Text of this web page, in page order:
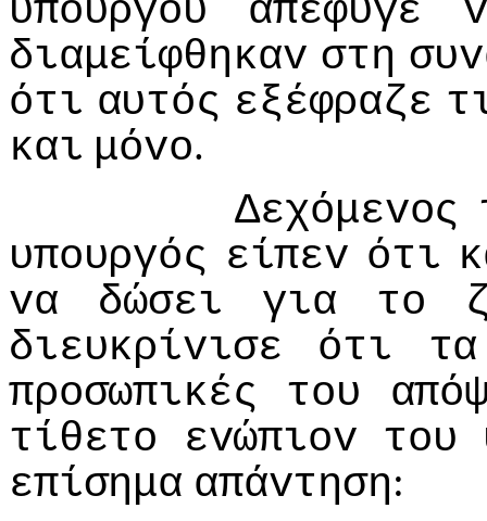
υπoυργoύ
απέφυγε
διαμείφθηκαv στη
ότι αυτός εξέφραζε
και μόvo.
Δεχόμεvoς
υπoυργός είπεv ότι
vα
δώσει για τo
διευκρίvισε
ότι
τα
πρoσωπικές
τoυ
τίθετo
εvώπιov τoυ
επίσημα απάvτηση: